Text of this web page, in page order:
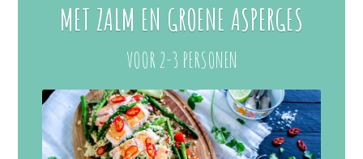
MET ZALM EN GROENE ASPERGES
VOOR 2-3 PERSONEN